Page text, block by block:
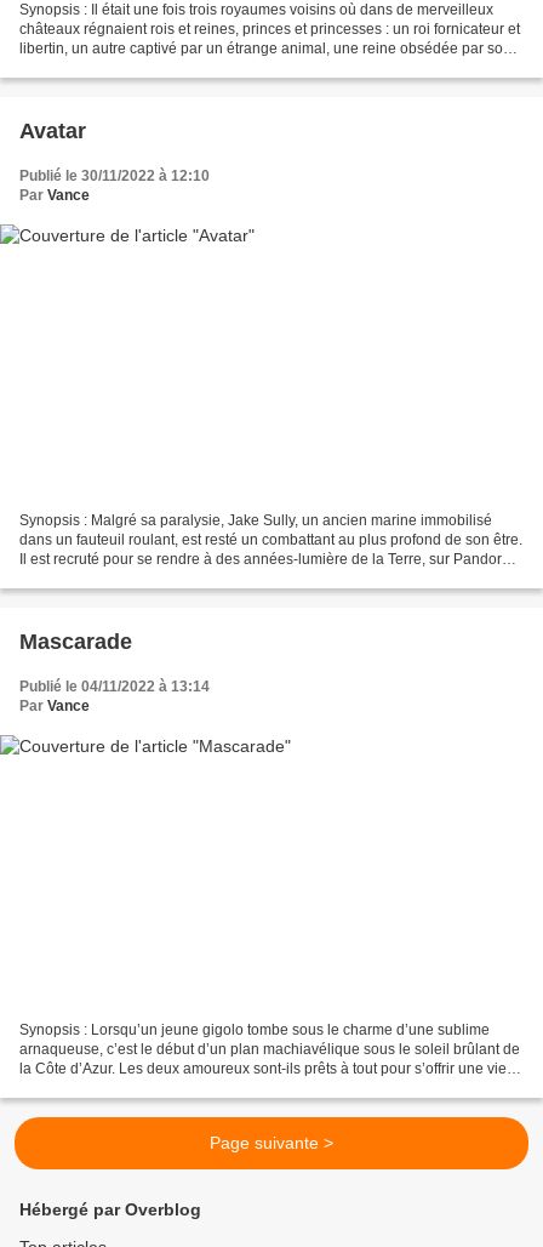
Synopsis : Il était une fois trois royaumes voisins où dans de merveilleux
châteaux régnaient rois et reines, princes et princesses : un roi fornicateur et
libertin, un autre captivé par un étrange animal, une reine obsédée par son
Avatar
Publié le 30/11/2022 à 12:10
Par Vance
Synopsis : Malgré sa paralysie, Jake Sully, un ancien marine immobilisé
dans un fauteuil roulant, est resté un combattant au plus profond de son être.
Il est recruté pour se rendre à des années-lumière de la Terre, sur Pandora,
Mascarade
Publié le 04/11/2022 à 13:14
Par Vance
Synopsis : Lorsqu’un jeune gigolo tombe sous le charme d’une sublime
arnaqueuse, c’est le début d’un plan machiavélique sous le soleil brûlant de
la Côte d’Azur. Les deux amoureux sont-ils prêts à tout pour s’offrir une vie
Page suivante >
Hébergé par Overblog